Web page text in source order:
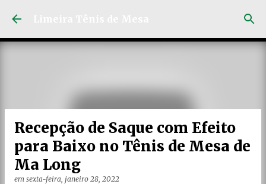
Recepção de Saque com Efeito
para Baixo no Tênis de Mesa de
Ma Long
em sexta-feira, janeiro 28, 2022